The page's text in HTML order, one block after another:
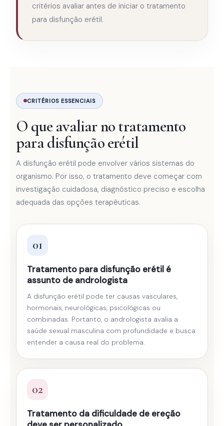
critérios avaliar antes de iniciar o tratamento
para disfunção erétil.
CRITÉRIOS ESSENCIAIS
O que avaliar no tratamento
para disfunção erétil
A disfunção erétil pode envolver vários sistemas do
organismo. Por isso, o tratamento deve começar com
investigação cuidadosa, diagnóstico preciso e escolha
adequada das opções terapêuticas.
01
Tratamento para disfunção erétil é
assunto de andrologista
A disfunção erétil pode ter causas vasculares,
hormonais, neurológicas, psicológicas ou
combinadas. Portanto, o andrologista avalia a
saúde sexual masculina com profundidade e busca
entender a causa real do problema.
02
Tratamento da dificuldade de ereção